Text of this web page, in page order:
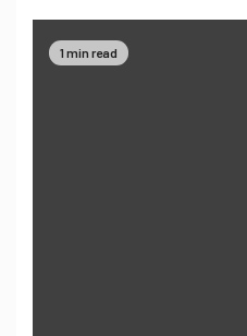
1 min read